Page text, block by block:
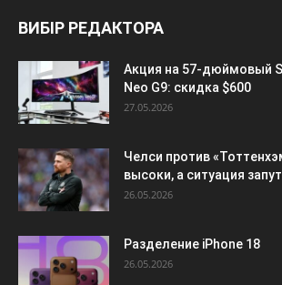
ВИБІР РЕДАКТОРА
Акция на 57-дюймовый
Neo G9: скидка $600
27.05.2026
Челси против
высоки, а ситуация
26.05.2026
Разделение iPhone 18
26.05.2026